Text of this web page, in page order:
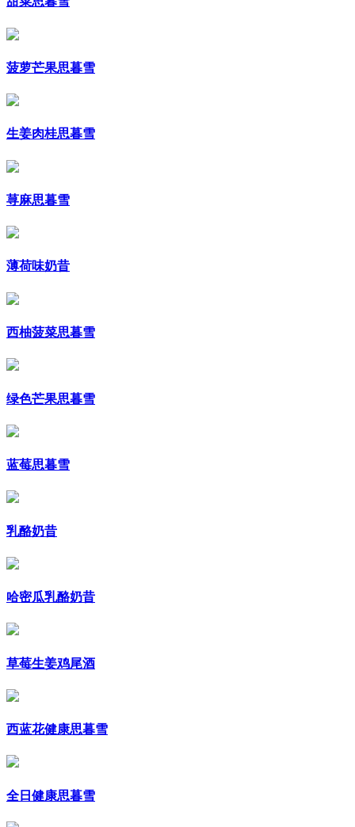
菠萝芒果思暮雪
生姜肉桂思暮雪
荨麻思暮雪
薄荷味奶昔
西柚菠菜思暮雪
绿色芒果思暮雪
蓝莓思暮雪
乳酪奶昔
哈密瓜乳酪奶昔
草莓生姜鸡尾酒
西蓝花健康思暮雪
全日健康思暮雪